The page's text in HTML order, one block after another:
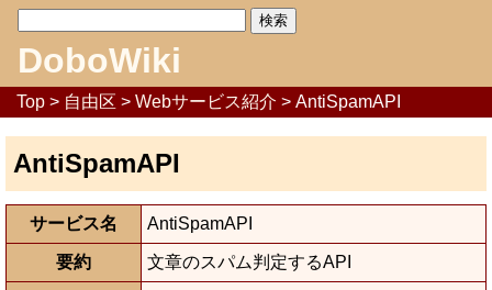
DoboWiki
Top > 自由区 > Webサービス紹介 > AntiSpamAPI
AntiSpamAPI
サービス名 AntiSpamAPI
要約 文章のスパム判定するAPI